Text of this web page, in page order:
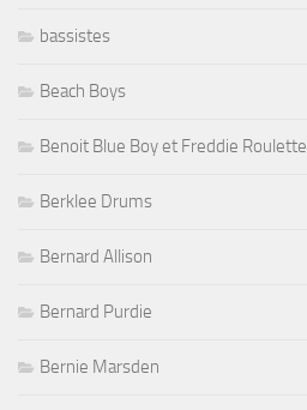
bassistes
Beach Boys
Benoit Blue Boy et Freddie Roulette
Berklee Drums
Bernard Allison
Bernard Purdie
Bernie Marsden